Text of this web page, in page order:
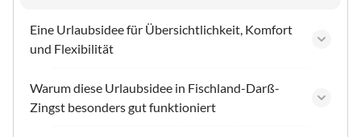
Eine Urlaubsidee für Übersichtlichkeit, Komfort
und Flexibilität
Warum diese Urlaubsidee in Fischland-Darß-
Zingst besonders gut funktioniert